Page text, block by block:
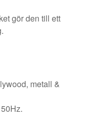
gör den till ett
metall &